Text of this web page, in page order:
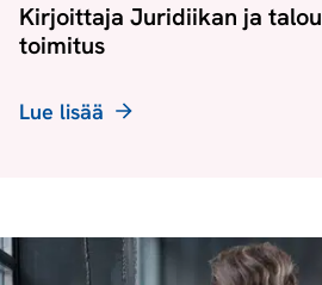
Kirjoittaja Juridiikan ja
toimitus
Lue lisää